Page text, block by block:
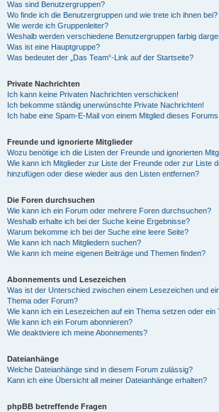
Was sind Benutzergruppen?
Wo finde ich die Benutzergruppen und wie trete ich ihnen bei?
Wie werde ich Gruppenleiter?
Weshalb werden verschiedene Benutzergruppen farbig
Was ist eine Hauptgruppe?
Was bedeutet der „Das Team“-Link auf der Startseite?
Private Nachrichten
Ich kann keine Privaten Nachrichten verschicken!
Ich bekomme ständig unerwünschte Private Nachrichten!
Ich habe eine Spam-E-Mail von einem Mitglied dieses
Freunde und ignorierte Mitglieder
Wozu benötige ich die Listen der Freunde und ignorierten
Wie kann ich Mitglieder zur Liste der Freunde oder zur Liste
hinzufügen oder diese wieder aus den Listen entfernen?
Die Foren durchsuchen
Wie kann ich ein Forum oder mehrere Foren durchsuchen?
Weshalb erhalte ich bei der Suche keine Ergebnisse?
Warum bekomme ich bei der Suche eine leere Seite?
Wie kann ich nach Mitgliedern suchen?
Wie kann ich meine eigenen Beiträge und Themen finden?
Abonnements und Lesezeichen
Was ist der Unterschied zwischen einem Lesezeichen und
Thema oder Forum?
Wie kann ich ein Lesezeichen auf ein Thema setzen oder ein
Wie kann ich ein Forum abonnieren?
Wie deaktiviere ich meine Abonnements?
Dateianhänge
Welche Dateianhänge sind in diesem Forum zulässig?
Kann ich eine Übersicht all meiner Dateianhänge erhalten?
phpBB betreffende Fragen